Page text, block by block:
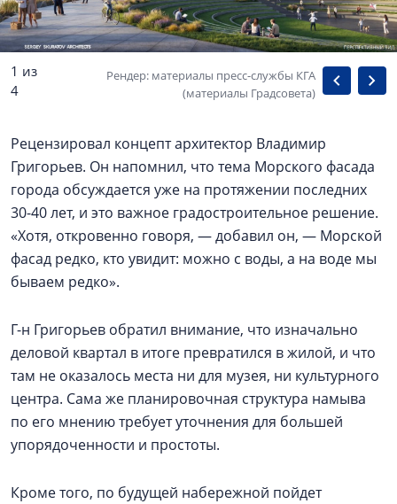
1 из
4
Рендер: материалы пресс-службы КГА
(материалы Градсовета)
Рецензировал концепт архитектор Владимир
Григорьев. Он напомнил, что тема Морского фасада
города обсуждается уже на протяжении последних
30-40 лет, и это важное градостроительное решение.
«Хотя, откровенно говоря, — добавил он, — Морской
фасад редко, кто увидит: можно с воды, а на воде мы
бываем редко».
Г-н Григорьев обратил внимание, что изначально
деловой квартал в итоге превратился в жилой, и что
там не оказалось места ни для музея, ни культурного
центра. Сама же планировочная структура намыва
по его мнению требует уточнения для большей
упорядоченности и простоты.
Кроме того, по будущей набережной пойдет